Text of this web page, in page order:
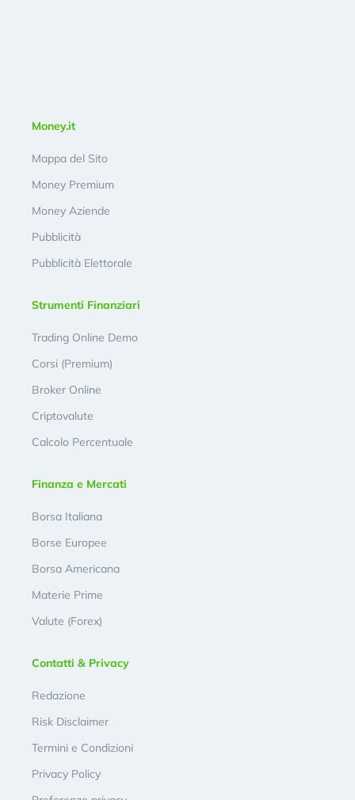
Money.it
Mappa del Sito
Money Premium
Money Aziende
Pubblicità
Pubblicità Elettorale
Strumenti Finanziari
Trading Online Demo
Corsi (Premium)
Broker Online
Criptovalute
Calcolo Percentuale
Finanza e Mercati
Borsa Italiana
Borse Europee
Borsa Americana
Materie Prime
Valute (Forex)
Contatti & Privacy
Redazione
Risk Disclaimer
Termini e Condizioni
Privacy Policy